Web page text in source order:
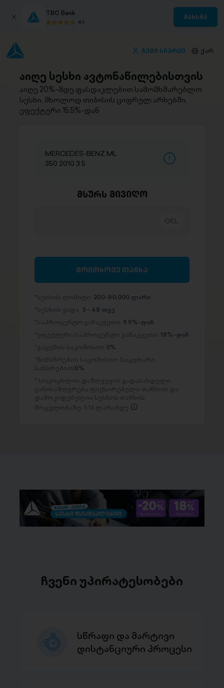
TBC Bank
4.9
გახსნა
ჩემი სივრცე ქარ
აიღე სესხი ავტონაწილებისთვის
აიღე 20%-მდე ფასდაკლებით სამომხმარებლო
სესხი, მხოლოდ თიბისის ციფრულ არხებში,
ეფექტური 15.5%-დან
MERCEDES-BENZ ML
350 2010 3.5
მსურს მივიღო
მოითხოვე თანხა
სესხის ლიმიტი: 200-80,000 ლარი
სესხის ვადა: 3 - 48 თვე
საპროცენტო განაკვეთი: 9.9%-დან
ეფექტური საპროცენტო განაკვეთი: 18%-დან
გაცემის საკომისიო 0%
წინსწრების საკომისიო (საკუთარი
სახსრებით)0%
სიცოცხლის დაზღვევის გადასახდელი
განისაზღვრება ფიქსირებული თანხით და
დამოკიდებულია სესხის თანხის
მოცულობაზე: 1-16 ლარამდე
ჩვენი უპირატესობები
სწრაფი და მარტივი
დისტანციური პროცესი